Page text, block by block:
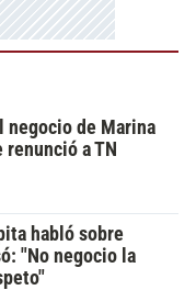
negocio de Marina
a TN
habló sobre
"No negocio la